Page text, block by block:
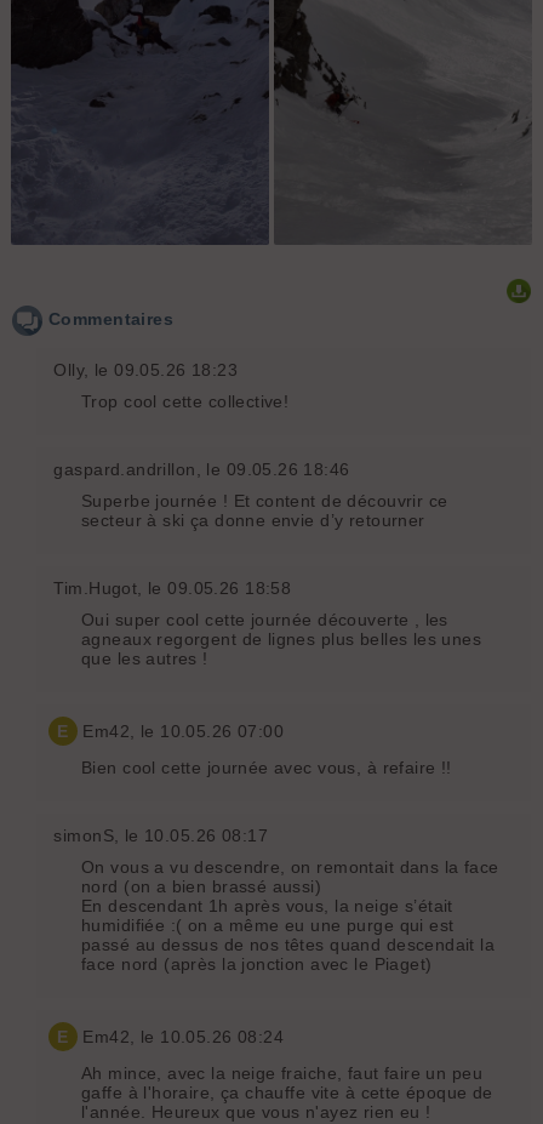
Commentaires
Olly, le 09.05.26 18:23
Trop cool cette collective!
gaspard.andrillon, le 09.05.26 18:46
Superbe journée ! Et content de découvrir ce
secteur à ski ça donne envie d’y retourner
Tim.Hugot, le 09.05.26 18:58
Oui super cool cette journée découverte , les
agneaux regorgent de lignes plus belles les unes
que les autres !
E Em42, le 10.05.26 07:00
Bien cool cette journée avec vous, à refaire !!
simonS, le 10.05.26 08:17
On vous a vu descendre, on remontait dans la face
nord (on a bien brassé aussi)
En descendant 1h après vous, la neige s’était
humidifiée :( on a même eu une purge qui est
passé au dessus de nos têtes quand descendait la
face nord (après la jonction avec le Piaget)
E Em42, le 10.05.26 08:24
Ah mince, avec la neige fraiche, faut faire un peu
gaffe à l'horaire, ça chauffe vite à cette époque de
l'année. Heureux que vous n'ayez rien eu !